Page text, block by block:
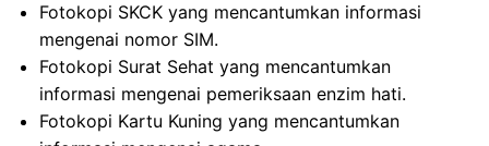
Fotokopi SKCK yang mencantumkan informasi
mengenai nomor SIM.
Fotokopi Surat Sehat yang mencantumkan
informasi mengenai pemeriksaan enzim hati.
Fotokopi Kartu Kuning yang mencantumkan